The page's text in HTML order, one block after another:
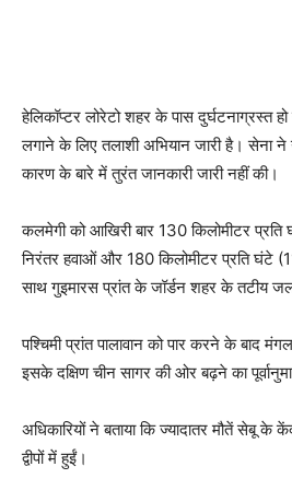
हेलिकॉप्टर लोरेटो शहर के पास दुर्घटनाग्रस्त
लगाने के लिए तलाशी अभियान जारी है। सेना ने
कारण के बारे में तुरंत जानकारी जारी नहीं की।
कलमेगी को आखिरी बार 130 किलोमीटर
निरंतर हवाओं और 180 किलोमीटर प्रति घंटे
साथ गुइमारस प्रांत के जॉर्डन शहर के तटीय
पश्चिमी प्रांत पालावान को पार करने के बाद
इसके दक्षिण चीन सागर की ओर बढ़ने का
अधिकारियों ने बताया कि ज्यादातर मौतें सेबू
द्वीपों में हुईं।